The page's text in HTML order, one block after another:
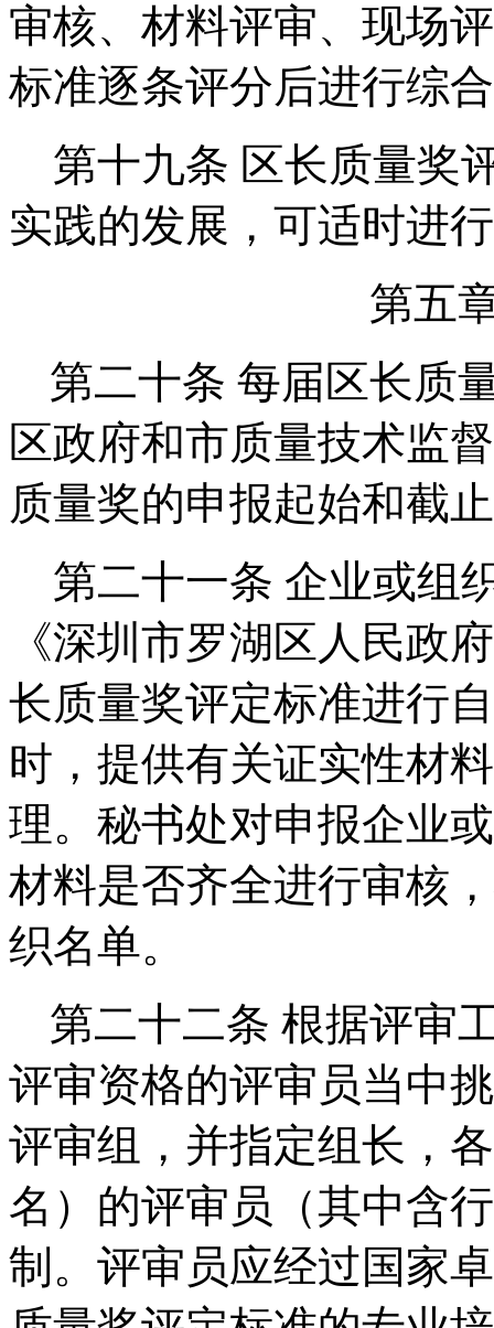
审核、材料评审、现场
标准逐条评分后进行综
第十九条 区长质量奖
实践的发展，可适时进
第五
第二十条 每届区长质
区政府和市质量技术监
质量奖的申报起始和截
第二十一条 企业或组
《深圳市罗湖区人民政
长质量奖评定标准进行
时，提供有关证实性材
理。秘书处对申报企业
材料是否齐全进行审核
织名单。
第二十二条 根据评审
评审资格的评审员当中
评审组，并指定组长，
名）的评审员（其中含
制。评审员应经过国家